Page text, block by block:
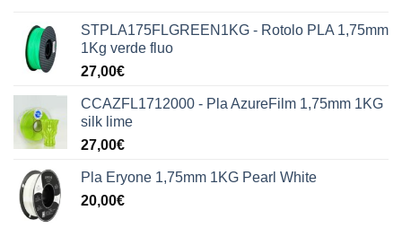
STPLA175FLGREEN1KG - Rotolo PLA 1,75mm
1Kg verde fluo
27,00€
CCAZFL1712000 - Pla AzureFilm 1,75mm 1KG
silk lime
27,00€
Pla Eryone 1,75mm 1KG Pearl White
20,00€